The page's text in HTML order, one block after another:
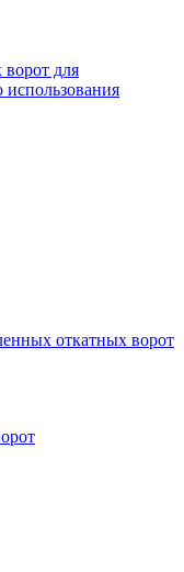
для
откатных ворот